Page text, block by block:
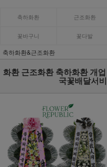
축하화환 근조화환
꽃바구니 꽃다발
축하화환&근조화환
화환 근조화환 축하화환 개
국꽃배달서